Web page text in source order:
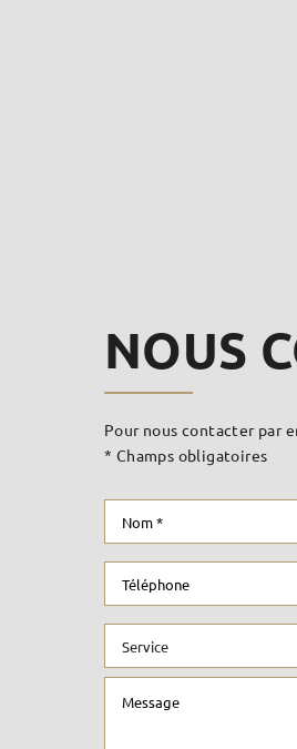
NOUS
Pour nous contacter par
* Champs obligatoires